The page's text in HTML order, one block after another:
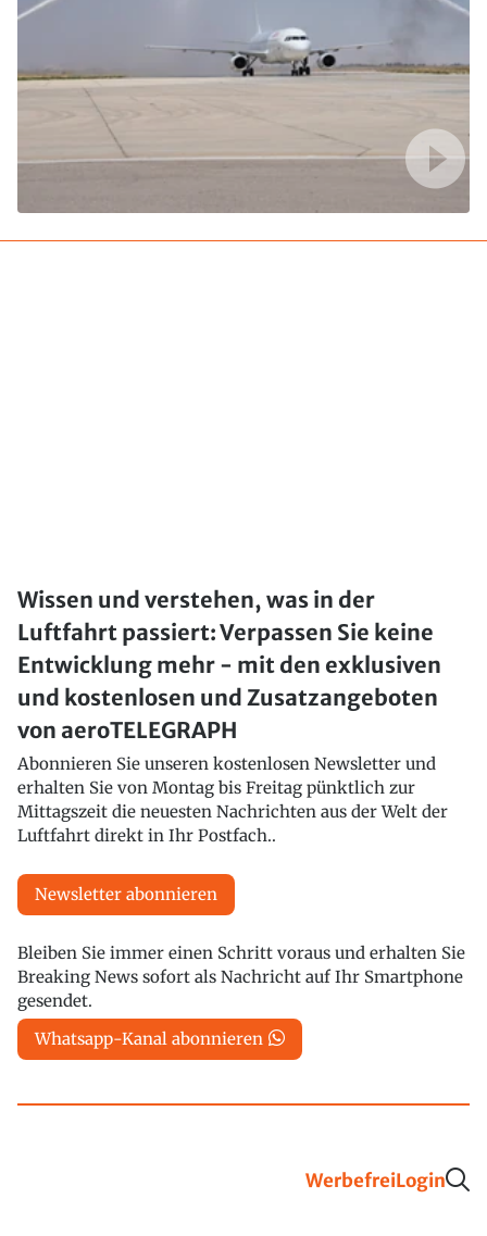
Wissen und verstehen, was in der
Luftfahrt passiert: Verpassen Sie keine
Entwicklung mehr - mit den exklusiven
und kostenlosen und Zusatzangeboten
von aeroTELEGRAPH
Abonnieren Sie unseren kostenlosen Newsletter und
erhalten Sie von Montag bis Freitag pünktlich zur
Mittagszeit die neuesten Nachrichten aus der Welt der
Luftfahrt direkt in Ihr Postfach..
Newsletter abonnieren
Bleiben Sie immer einen Schritt voraus und erhalten Sie
Breaking News sofort als Nachricht auf Ihr Smartphone
gesendet.
Whatsapp-Kanal abonnieren
WerbefreiLogin